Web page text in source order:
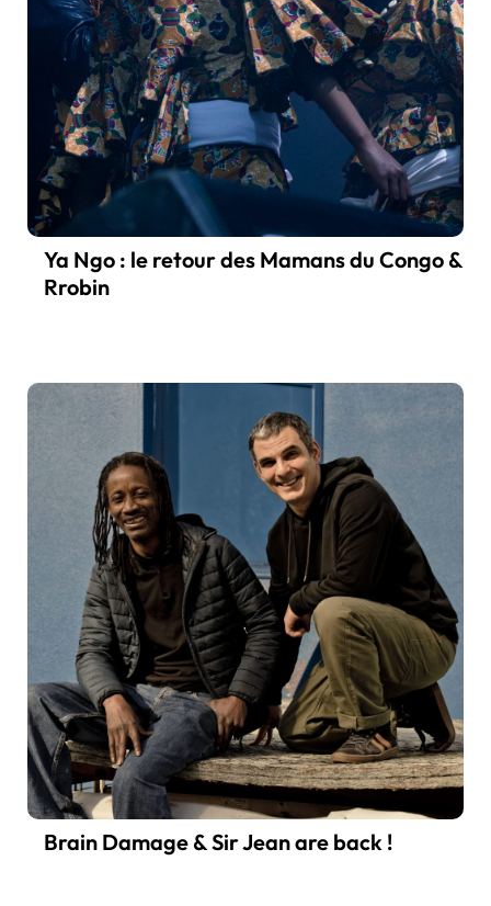
Ya Ngo : le retour des Mamans du Congo &
Rrobin
Brain Damage & Sir Jean are back !